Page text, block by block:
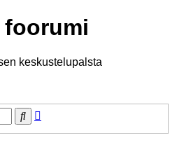
foorumi
keskustelupalsta
Etsi